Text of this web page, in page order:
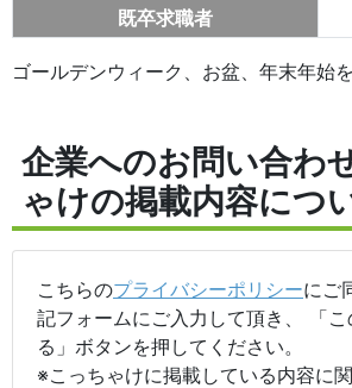
既卒求職者
ゴールデンウィーク、お盆、年末年始
企業へのお問い合わ
ゃけの掲載内容につ
こちらのプライバシーポリシーにご
記フォームにご入力して頂き、 「
る」ボタンを押してください。
※こっちゃけに掲載している内容に